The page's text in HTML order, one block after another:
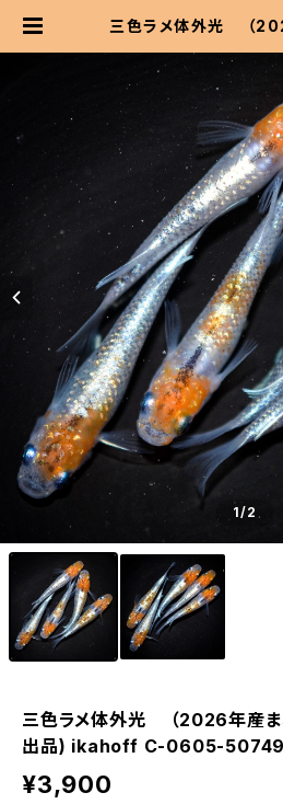
三色ラメ体外光 （
0605-50749-a | 伊
ュファームBASE
1/2
三色ラメ体外光 （2026年産ま
出品) ikahoff C-0605-
¥3,900